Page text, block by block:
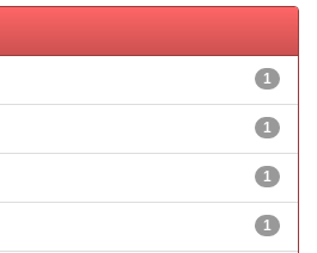
1
1
1
1